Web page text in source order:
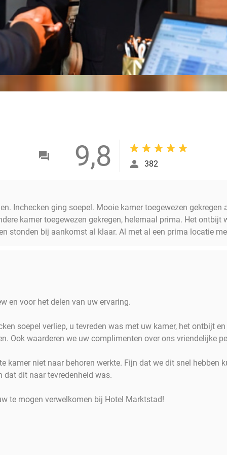
9,8 382
Inchecken ging soepel. Mooie kamer toegewezen gekregen
kamer toegewezen gekregen, helemaal prima. Het ontbijt
stonden bij aankomst al klaar. Al met al een prima locatie
en voor het delen van uw ervaring.
soepel verliep, u tevreden was met uw kamer, het ontbijt
Ook waarderen we uw complimenten over ons vriendelijke
kamer niet naar behoren werkte. Fijn dat we dit snel hebben
dat dit naar tevredenheid was.
te mogen verwelkomen bij Hotel Marktstad!